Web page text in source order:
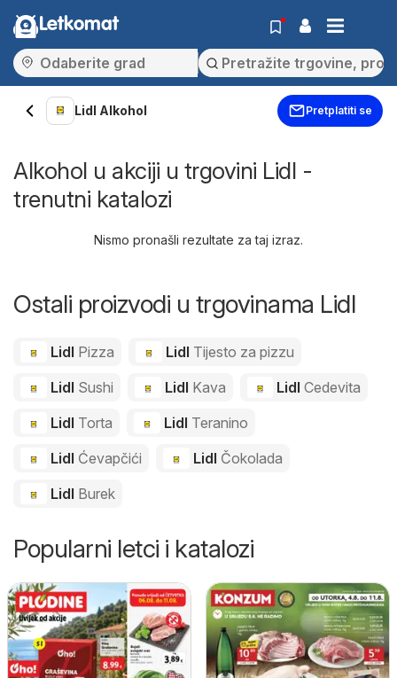
Letkomat
Lidl Alkohol Pretplatiti se
Alkohol u akciji u trgovini Lidl -
trenutni katalozi
Nismo pronašli rezultate za taj izraz.
Ostali proizvodi u trgovinama Lidl
Lidl Pizza Lidl Tijesto za pizzu
Lidl Sushi Lidl Kava LidlCedevita
Lidl Torta Lidl Teranino
Lidl Ćevapčići Lidl Čokolada
Lidl Burek
Popularni letci i katalozi